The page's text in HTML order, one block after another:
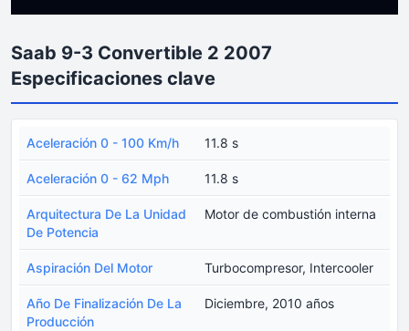
Saab 9-3 Convertible 2 2007
Especificaciones clave
Aceleración 0 - 100 Km/h 11.8 s
Aceleración 0 - 62 Mph 11.8 s
Arquitectura De La Unidad
De Potencia
Motor de combustión interna
Aspiración Del Motor Turbocompresor, Intercooler
Año De Finalización De La
Producción
Diciembre, 2010 años